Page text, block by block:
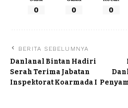
0 0 0
BERITA SEBELUMNYA
Danlanal Bintan Hadiri
Serah Terima Jabatan
Inspektorat Koarmada I